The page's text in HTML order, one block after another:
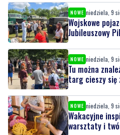
NOWE niedziela, 9
Tu można
NOWE niedziela, 9
Wakacyjne